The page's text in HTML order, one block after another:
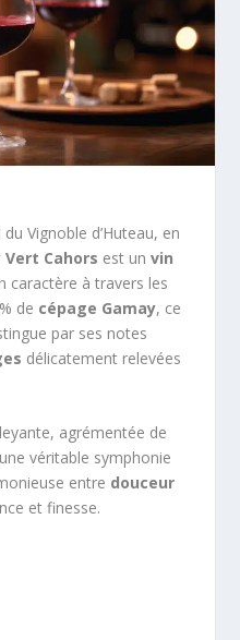
Vignoble d’Huteau, en
Vert Cahors est unvin
caractère à travers les
de cépage Gamay, ce
par ses notes
délicatement relevées
agrémentée de
véritable symphonie
entre douceur
et finesse.